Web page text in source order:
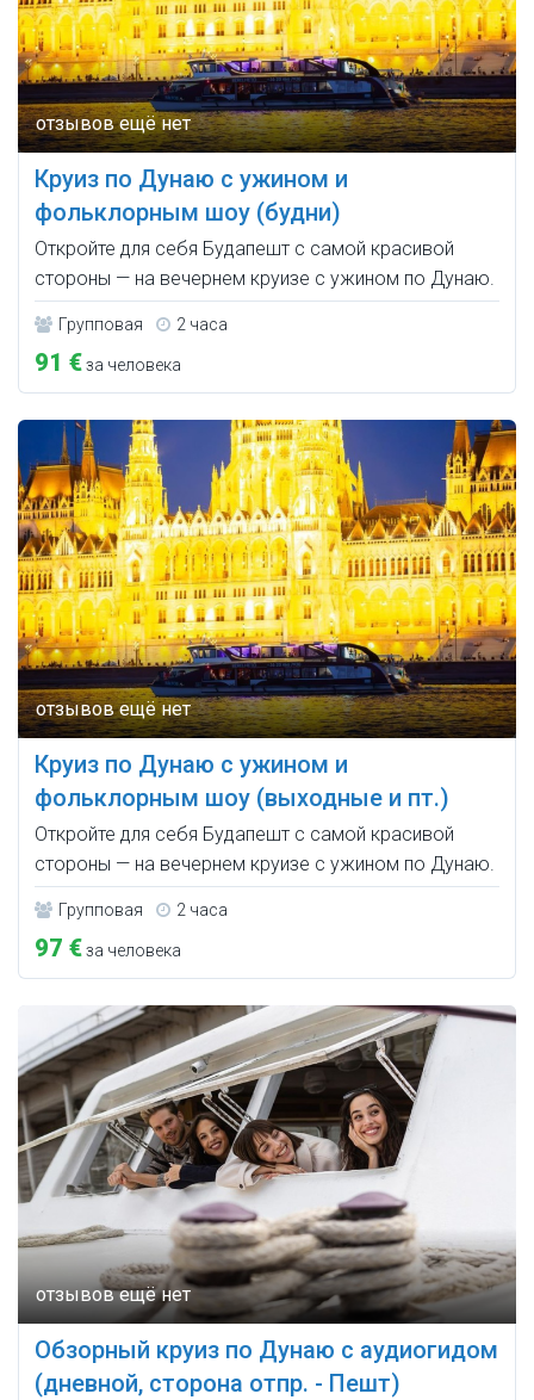
Круиз по Дунаю с ужином и
фольклорным шоу (будни)
Откройте для себя Будапешт с самой красивой
стороны — на вечернем круизе с ужином по Дунаю.
Групповая 2 часа
91 €за человека
Круиз по Дунаю с ужином и
фольклорным шоу (выходные и пт.)
Откройте для себя Будапешт с самой красивой
стороны — на вечернем круизе с ужином по Дунаю.
Групповая 2 часа
97 €за человека
Обзорный круиз по Дунаю с аудиогидом
(дневной, сторона отпр. - Пешт)